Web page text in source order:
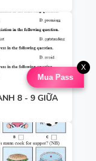
8 - 9 GIỮA
Mua Pass
X